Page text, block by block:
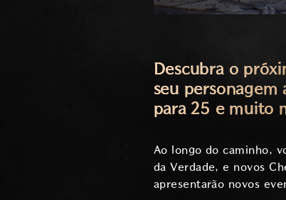
Descubra o
seu
para 25 e muito
Ao longo do caminho,
da Verdade, e novos
apresentarão novos